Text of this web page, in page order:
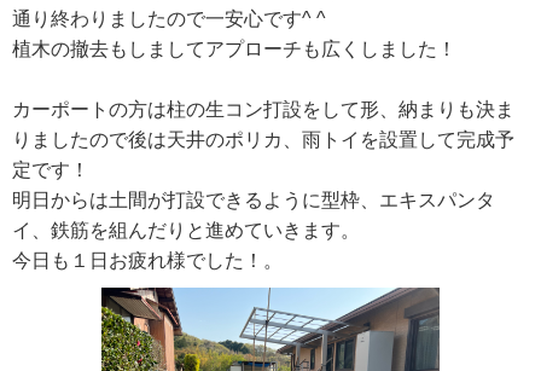
通り終わりましたので一安心です^ ^
植木の撤去もしましてアプローチも広くしました！
カーポートの方は柱の生コン打設をして形、納まりも決ま
りましたので後は天井のポリカ、雨トイを設置して完成予
定です！
明日からは土間が打設できるように型枠、エキスパンタ
イ、鉄筋を組んだりと進めていきます。
今日も１日お疲れ様でした！。